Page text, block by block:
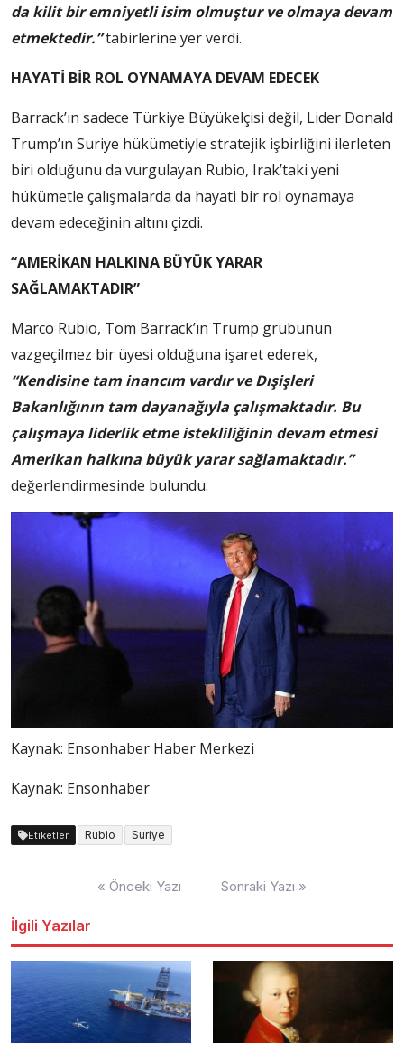
da kilit bir emniyetli isim olmuştur ve olmaya devam
etmektedir.”tabirlerine yer verdi.
HAYATİ BİR ROL OYNAMAYA DEVAM EDECEK
Barrack’ın sadece Türkiye Büyükelçisi değil, Lider Donald
Trump’ın Suriye hükümetiyle stratejik işbirliğini ilerleten
biri olduğunu da vurgulayan Rubio, Irak’taki yeni
hükümetle çalışmalarda da hayati bir rol oynamaya
devam edeceğinin altını çizdi.
“AMERİKAN HALKINA BÜYÜK YARAR
SAĞLAMAKTADIR”
Marco Rubio, Tom Barrack’ın Trump grubunun
vazgeçilmez bir üyesi olduğuna işaret ederek,
“Kendisine tam inancım vardır ve Dışişleri
Bakanlığının tam dayanağıyla çalışmaktadır. Bu
çalışmaya liderlik etme istekliliğinin devam etmesi
Amerikan halkına büyük yarar sağlamaktadır.”
değerlendirmesinde bulundu.
Kaynak: Ensonhaber Haber Merkezi
Kaynak: Ensonhaber
Etiketler Rubio Suriye
« Önceki Yazı Sonraki Yazı »
İlgili Yazılar